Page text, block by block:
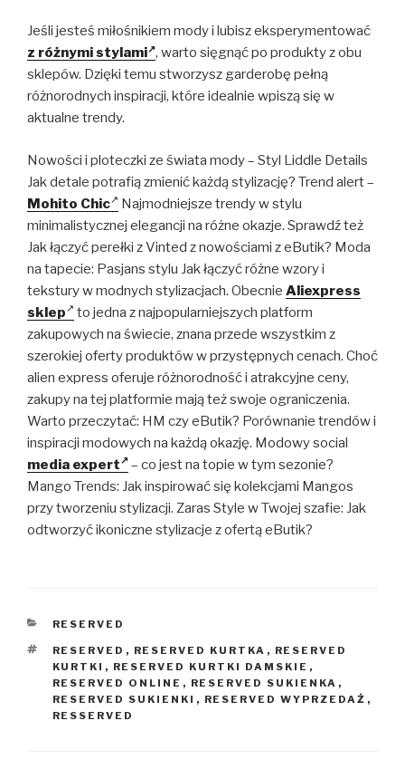
Jeśli jesteś miłośnikiem mody i lubisz eksperymentować
z różnymi stylami , warto sięgnąć po produkty z obu
sklepów. Dzięki temu stworzysz garderobę pełną
różnorodnych inspiracji, które idealnie wpiszą się w
aktualne trendy.
Nowości i ploteczki ze świata mody – Styl Liddle Details
Jak detale potrafią zmienić każdą stylizację? Trend alert –
Mohito Chic
Najmodniejsze trendy w stylu
minimalistycznej elegancji na różne okazje. Sprawdź też
Jak łączyć perełki z Vinted z nowościami z eButik? Moda
na tapecie: Pasjans stylu Jak łączyć różne wzory i
tekstury w modnych stylizacjach. Obecnie Aliexpress
sklep
to jedna z najpopularniejszych platform
zakupowych na świecie, znana przede wszystkim z
szerokiej oferty produktów w przystępnych cenach. Choć
alien express oferuje różnorodność i atrakcyjne ceny,
zakupy na tej platformie mają też swoje ograniczenia.
Warto przeczytać: HM czy eButik? Porównanie trendów i
inspiracji modowych na każdą okazję. Modowy social
media expert
– co jest na topie w tym sezonie?
Mango Trends: Jak inspirować się kolekcjami Mangos
przy tworzeniu stylizacji. Zaras Style w Twojej szafie: Jak
odtworzyć ikoniczne stylizacje z ofertą eButik?
KATEGORIE
RESERVED
TAGI
RESERVED , RESERVED KURTKA , RESERVED
KURTKI , RESERVED KURTKI DAMSKIE ,
RESERVED ONLINE , RESERVED SUKIENKA ,
RESERVED SUKIENKI , RESERVED WYPRZEDAŻ ,
RESSERVED